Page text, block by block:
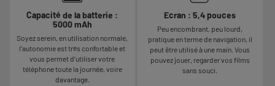
Capacité de la batterie :
5000 mAh
Soyez serein, en utilisation normale,
l’autonomie est très confortable et
vous permet d’utiliser votre
téléphone toute la journée, voire
davantage.
Ecran : 5,4 pouces
Peu encombrant, peu lourd,
pratique en terme de navigation, il
peut être utilisé à une main. Vous
pouvez jouer, regarder vos films
sans souci.